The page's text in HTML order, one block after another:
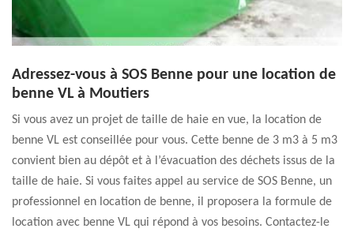
Adressez-vous à SOS Benne pour une location de
benne VL à Moutiers
Si vous avez un projet de taille de haie en vue, la location de
benne VL est conseillée pour vous. Cette benne de 3 m3 à 5 m3
convient bien au dépôt et à l’évacuation des déchets issus de la
taille de haie. Si vous faites appel au service de SOS Benne, un
professionnel en location de benne, il proposera la formule de
location avec benne VL qui répond à vos besoins. Contactez-le